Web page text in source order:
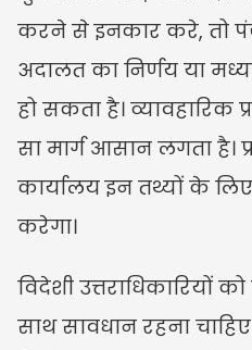
करने से इनकार करे, तो
अदालत का निर्णय या
हो सकता है। व्यावहारिक
सा मार्ग आसान लगता है।
कार्यालय इन तथ्यों के
करेगा।
विदेशी उत्तराधिकारियों
साथ सावधान रहना